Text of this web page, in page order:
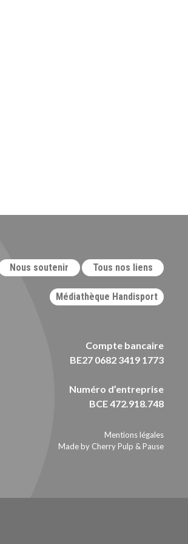
Nous soutenir Tous nos liens
Médiathèque Handisport
Compte bancaire
BE27 0682 3419 1773
Numéro d’entreprise
BCE 472.918.748
Mentions légales
Made by Cherry Pulp & Pause